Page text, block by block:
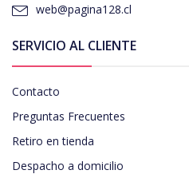
web@pagina128.cl
SERVICIO AL CLIENTE
Contacto
Preguntas Frecuentes
Retiro en tienda
Despacho a domicilio